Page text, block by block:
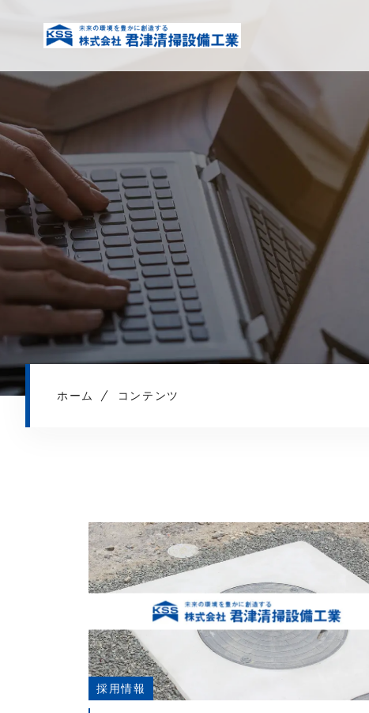
ホーム コンテンツ
採用情報